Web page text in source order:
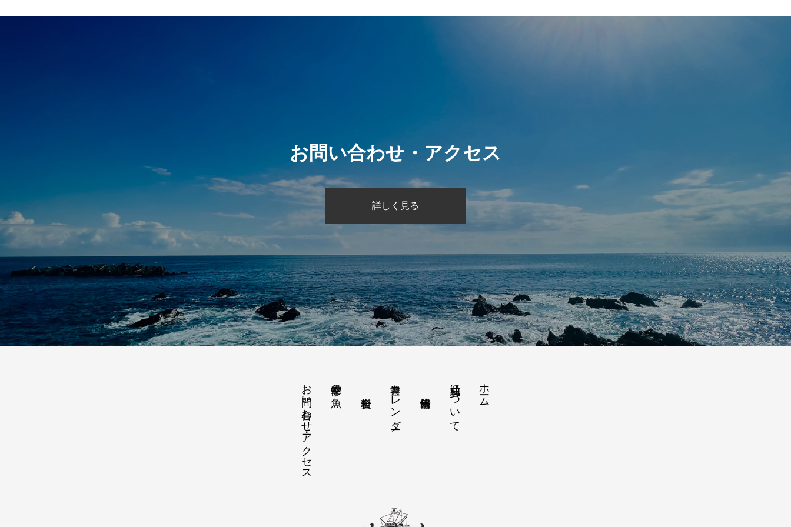
お問い合わせ・アクセス
詳しく見る
ホーム
功成丸について
営業カレンダー
季節の魚
お問い合わせ・アクセス